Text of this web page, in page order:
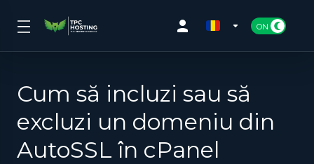
Cum să incluzi sau să
excluzi un domeniu din
AutoSSL în cPanel